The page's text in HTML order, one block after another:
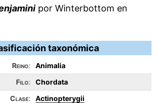
por Winterbottom en
taxonómica
Reino:
Animalia
Filo:
Chordata
Clase:
Actinopterygii